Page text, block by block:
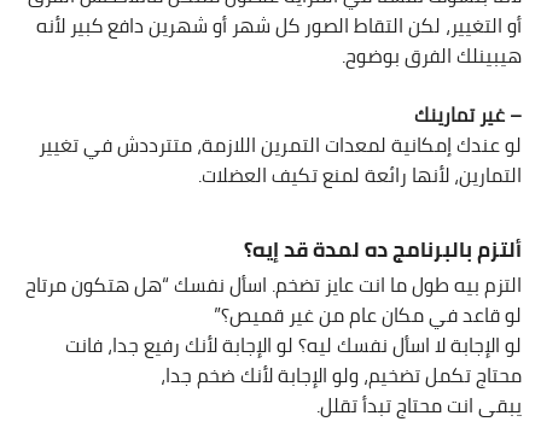
أو التغيير، لكن التقاط الصور كل شهر أو شهرين دافع كبير لأنه
هيبينلك الفرق بوضوح.
– غير تمارينك
لو عندك إمكانية لمعدات التمرين اللازمة، متترددش في تغيير
التمارين، لأنها رائعة لمنع تكيف العضلات.
ألتزم بالبرنامج ده لمدة قد إيه؟
التزم بيه طول ما انت عايز تضخم. اسأل نفسك “هل هتكون مرتاح
لو قاعد في مكان عام من غير قميص؟”
لو الإجابة لا اسأل نفسك ليه؟ لو الإجابة لأنك رفيع جدا، فانت
محتاج تكمل تضخيم، ولو الإجابة لأنك ضخم جدا،
يبقى انت محتاج تبدأ تقلل.